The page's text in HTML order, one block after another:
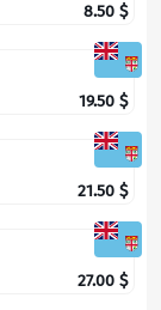
8.50 $
19.50 $
21.50 $
27.00 $